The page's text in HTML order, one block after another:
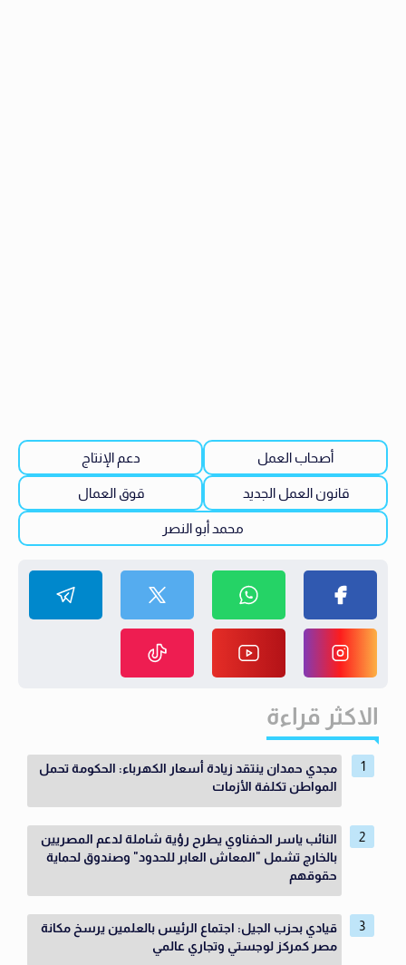
أصحاب العمل دعم الإنتاج
قانون العمل الجديد قوق العمال
محمد أبو النصر
الاكثر قراءة
مجدي حمدان ينتقد زيادة أسعار الكهرباء: الحكومة تحمل
المواطن تكلفة الأزمات
النائب ياسر الحفناوي يطرح رؤية شاملة لدعم المصريين
بالخارج تشمل "المعاش العابر للحدود" وصندوق لحماية
حقوقهم
قيادي بحزب الجيل: اجتماع الرئيس بالعلمين يرسخ مكانة
مصر كمركز لوجستي وتجاري عالمي